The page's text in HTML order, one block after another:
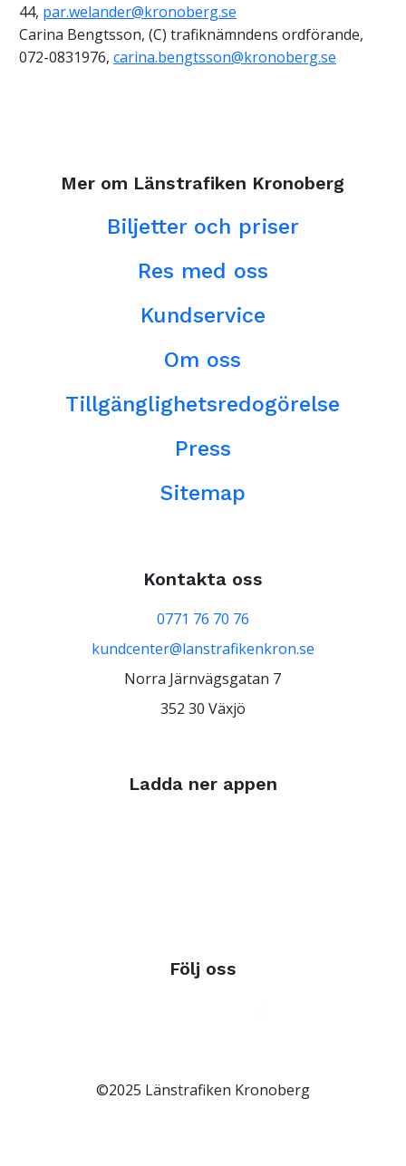
44, par.welander@kronoberg.se
Carina Bengtsson, (C) trafiknämndens ordförande,
072-0831976, carina.bengtsson@kronoberg.se
Mer om Länstrafiken Kronoberg
Biljetter och priser
Res med oss
Kundservice
Om oss
Tillgänglighetsredogörelse
Press
Sitemap
Kontakta oss
0771 76 70 76
kundcenter@lanstrafikenkron.se
Norra Järnvägsgatan 7
352 30 Växjö
Ladda ner appen
Följ oss
©2025 Länstrafiken Kronoberg